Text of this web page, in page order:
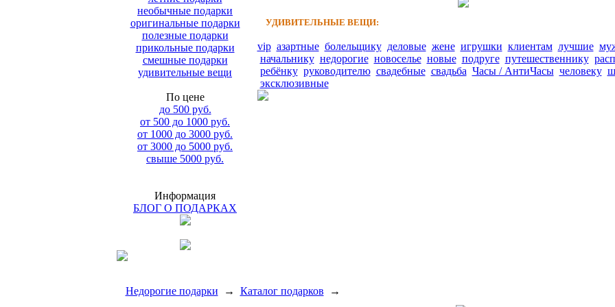
необычные подарки
оригинальные подарки
полезные подарки
прикольные подарки
смешные подарки
удивительные вещи
По цене
до 500 руб.
от 500 до 1000 руб.
от 1000 до 3000 руб.
от 3000 до 5000 руб.
свыше 5000 руб.
Информация
БЛОГ О ПОДАРКАХ
УДИВИТЕЛЬНЫЕ ВЕЩИ:
vip азартные болельщику деловые жене игрушки клиентам лучшие
начальнику недорогие новоселье новые подруге путешественнику
ребёнку руководителю свадебные свадьба Часы / АнтиЧасы человеку
эксклюзивные
Недорогие подарки → Каталог подарков →